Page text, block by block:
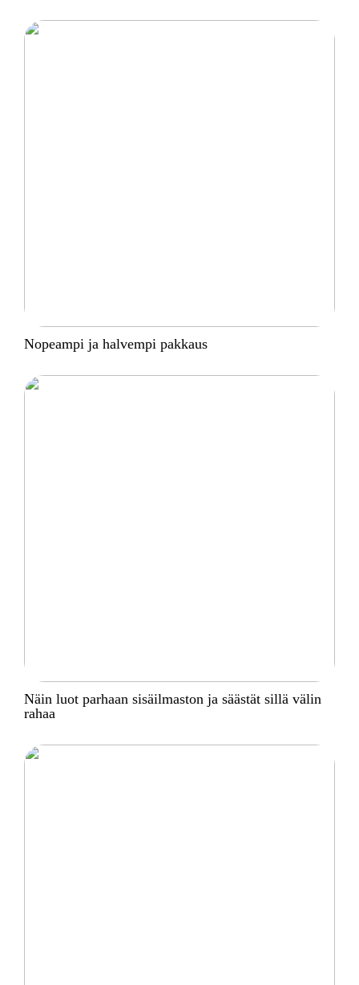
Nopeampi ja halvempi pakkaus
Näin luot parhaan sisäilmaston ja säästät sillä välin
rahaa